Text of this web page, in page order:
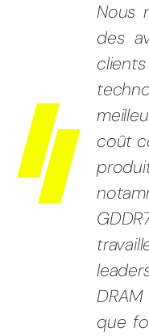
Nous
des
coût
que